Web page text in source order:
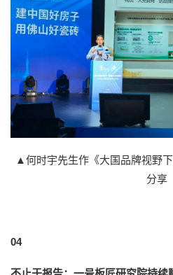
▲何时宇先生作《大国品牌视野
分享
04